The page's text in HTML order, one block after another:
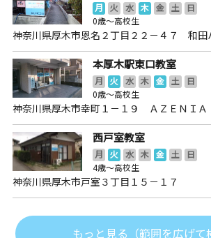
月 火 水 木 金 土
日
0歳～高校生
神奈川県厚木市恩名２丁目２２－４７ 和田
本厚木駅東口教室
月 火 水 木 金 土
日
0歳～高校生
神奈川県厚木市幸町１－１９ ＡＺＥＮＩ
西戸室教室
月 火 水 木 金 土
日
4歳～高校生
神奈川県厚木市戸室３丁目１５－１７
もっと見る（範囲を広げて